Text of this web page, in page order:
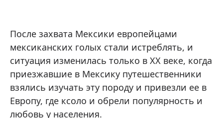
После захвата Мексики европейцами
мексиканских голых стали истреблять, и
ситуация изменилась только в XX веке, когда
приезжавшие в Мексику путешественники
взялись изучать эту породу и привезли ее в
Европу, где ксоло и обрели популярность и
любовь у населения.